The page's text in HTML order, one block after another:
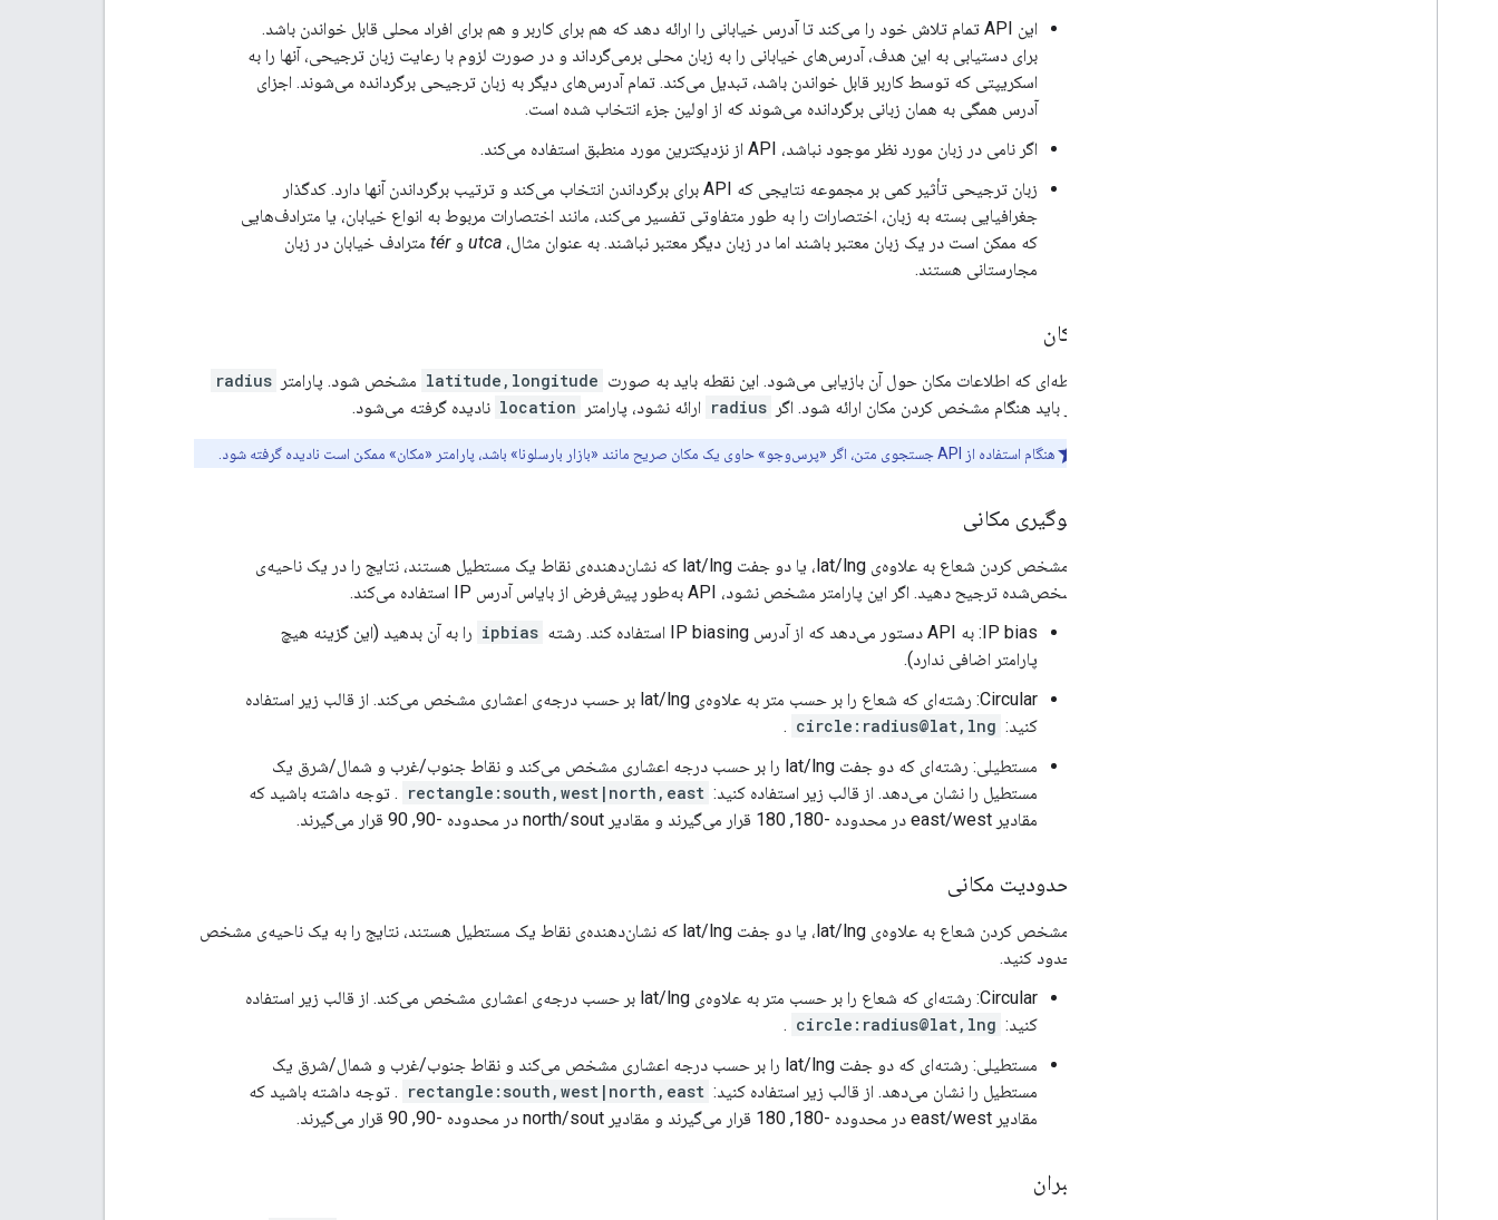
این API تمام تلاش خود را می‌کند تا آدرس خیابانی را ارائه دهد که هم برای کاربر و هم برای افراد محلی قابل خواندن باشد.
برای دستیابی به این هدف، آدرس‌های خیابانی را به زبان محلی برمی‌گرداند و در صورت لزوم با رعایت زبان ترجیحی، آنها را به
اسکریپتی که توسط کاربر قابل خواندن باشد، تبدیل می‌کند. تمام آدرس‌های دیگر به زبان ترجیحی برگردانده می‌شوند. اجزای
آدرس همگی به همان زبانی برگردانده می‌شوند که از اولین جزء انتخاب شده است.
اگر نامی در زبان مورد نظر موجود نباشد، API از نزدیکترین مورد منطبق استفاده می‌کند.
زبان ترجیحی تأثیر کمی بر مجموعه نتایجی که API برای برگرداندن انتخاب می‌کند و ترتیب برگرداندن آنها دارد. کدگذار
جغرافیایی بسته به زبان، اختصارات را به طور متفاوتی تفسیر می‌کند، مانند اختصارات مربوط به انواع خیابان، یا مترادف‌هایی
که ممکن است در یک زبان معتبر باشند اما در زبان دیگر معتبر نباشند. به عنوان مثال، utca وtér مترادف خیابان در زبان
مجارستانی هستند.
مکان
نقطه‌ای که اطلاعات مکان حول آن بازیابی می‌شود. این نقطه باید به صورت latitude,longitude مشخص شود. پارامتر radius
نیز باید هنگام مشخص کردن مکان ارائه شود. اگر radius ارائه نشود، پارامتر location نادیده گرفته می‌شود.
هنگام استفاده از API جستجوی متن، اگر «پرس‌وجو» حاوی یک مکان صریح مانند «بازار بارسلونا» باشد، پارامتر «مکان» ممکن است نادیده گرفته شود.
سوگیری مکانی
با مشخص کردن شعاع به علاوه‌ی lat/lng، یا دو جفت lat/lng که نشان‌دهنده‌ی نقاط یک مستطیل هستند، نتایج را در یک ناحیه‌ی
مشخص‌شده ترجیح دهید. اگر این پارامتر مشخص نشود، API به‌طور پیش‌فرض از بایاس آدرس IP استفاده می‌کند.
IP bias: به API دستور می‌دهد که از آدرس IP biasing استفاده کند. رشته
ipbias را به آن بدهید (این گزینه هیچ
پارامتر اضافی ندارد).
Circular: رشته‌ای که شعاع را بر حسب متر به علاوه‌ی lat/lng بر حسب درجه‌ی اعشاری مشخص می‌کند. از قالب زیر استفاده
کنید: circle:radius@lat,lng
.
مستطیلی: رشته‌ای که دو جفت lat/lng را بر حسب درجه اعشاری مشخص می‌کند و نقاط جنوب/غرب و شمال/شرق یک
مستطیل را نشان می‌دهد. از قالب زیر استفاده کنید: rectangle:south,west|north,east . توجه داشته باشید که
مقادیر east/west در محدوده -180, 180 قرار می‌گیرند و مقادیر north/sout در محدوده -90, 90 قرار می‌گیرند.
محدودیت مکانی
با مشخص کردن شعاع به علاوه‌ی lat/lng، یا دو جفت lat/lng که نشان‌دهنده‌ی نقاط یک مستطیل هستند، نتایج را به یک ناحیه‌ی مشخص
محدود کنید.
Circular: رشته‌ای که شعاع را بر حسب متر به علاوه‌ی lat/lng بر حسب درجه‌ی اعشاری مشخص می‌کند. از قالب زیر استفاده
کنید: circle:radius@lat,lng
.
مستطیلی: رشته‌ای که دو جفت lat/lng را بر حسب درجه اعشاری مشخص می‌کند و نقاط جنوب/غرب و شمال/شرق یک
مستطیل را نشان می‌دهد. از قالب زیر استفاده کنید: rectangle:south,west|north,east . توجه داشته باشید که
مقادیر east/west در محدوده -180, 180 قرار می‌گیرند و مقادیر north/sout در محدوده -90, 90 قرار می‌گیرند.
جبران